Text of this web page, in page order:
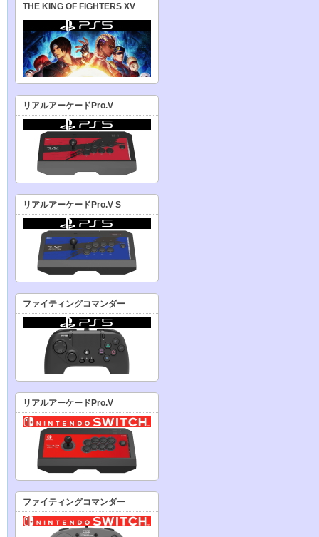
THE KING OF FIGHTERS XV
リアルアーケードPro.V
リアルアーケードPro.V S
ファイティングコマンダー
リアルアーケードPro.V
ファイティングコマンダー